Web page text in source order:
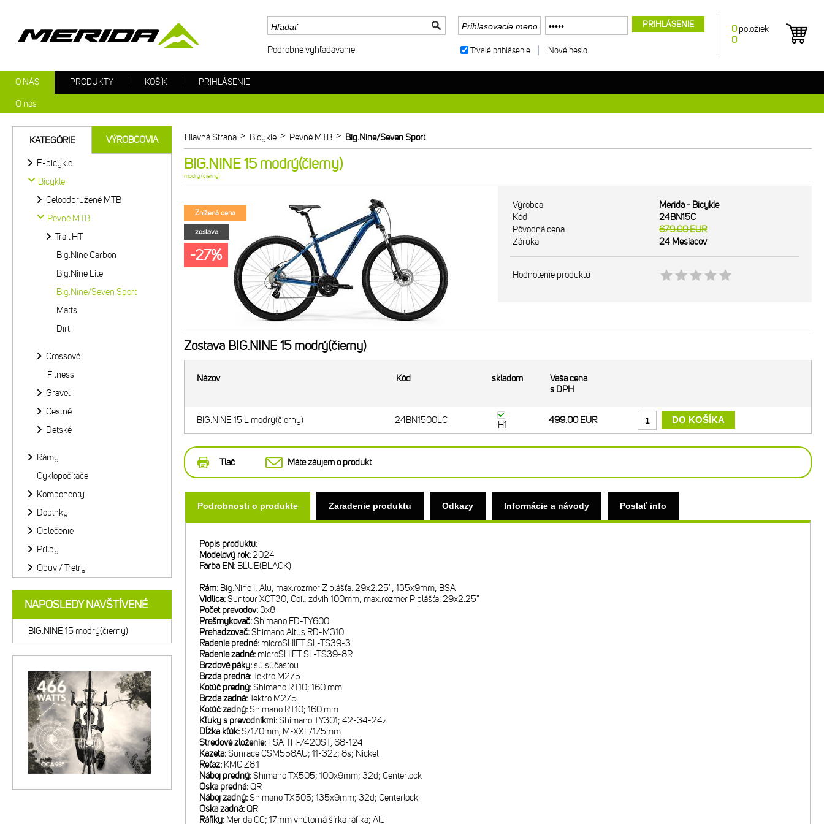
Hlavná Strana > Bicykle > Pevné MTB > Big.Nine/Seven Sport
BIG.NINE 15 modrý(čierny)
modrý (čierny)
Znížená cena
zostava
-27%
Výrobca
Merida - Bicykle
Kód
24BN15C
Pôvodná cena
679.00EUR
Záruka
24 Mesiacov
Hodnotenie produktu
Zostava BIG.NINE 15 modrý(čierny)
Názov Kód skladom
Vaša cena
s DPH
BIG.NINE 15 L modrý(čierny) 24BN1500LC H1 499.00 EUR
Tlač Máte záujem o produkt
Podrobnosti o produkte Zaradenie produktu Odkazy Informácie a návody Poslať info
Popis produktu:
Modelový rok:2024
Farba EN: BLUE(BLACK)
Rám: Big.Nine I; Alu; max.rozmer Z plášťa: 29x2.25"; 135x9mm; BSA
Vidlica:Suntour XCT30; Coil; zdvih 100mm; max.rozmer P plášťa: 29x2.25"
Počet prevodov:3x8
Prešmykovač:Shimano FD-TY600
Prehadzovač:Shimano Altus RD-M310
Radenie predné: microSHIFT SL-TS39-3
Radenie zadné: microSHIFT SL-TS39-8R
Brzdové páky:sú súčasťou
Brzda predná:Tektro M275
Kotúč predný:Shimano RT10; 160 mm
Brzda zadná:Tektro M275
Kotúč zadný:Shimano RT10; 160 mm
Kľuky s prevodníkmi:Shimano TY301; 42-34-24z
Dĺžka kľúk:S/170mm, M-XXL/175mm
Stredové zloženie: FSA TH-7420ST, 68-124
Kazeta:Sunrace CSM558AU; 11-32z; 8s; Nickel
Reťaz: KMC Z8.1
Náboj predný:Shimano TX505; 100x9mm; 32d; Centerlock
Oska predná:QR
Náboj zadný:Shimano TX505; 135x9mm; 32d; Centerlock
Oska zadná:QR
Ráfiky: Merida CC; 17mm vnútorná šírka ráfika; Alu
KATEGÓRIE VÝROBCOVIA
E-bicykle
Bicykle
Celoodpružené MTB
Pevné MTB
Trail HT
Big.Nine Carbon
Big.Nine Lite
Big.Nine/Seven Sport
Matts
Dirt
Crossové
Fitness
Gravel
Cestné
Detské
Rámy
Cyklopočítače
Komponenty
Doplnky
Oblečenie
Prilby
Obuv / Tretry
NAPOSLEDY NAVŠTÍVENÉ
BIG.NINE 15 modrý(čierny)
Podrobné vyhľadávanie
O NÁS
O nás
PRODUKTY KOŠÍK PRIHLÁSENIE
0 položiek
0
PRIHLÁSENIE
Trvalé prihlásenie Nové heslo